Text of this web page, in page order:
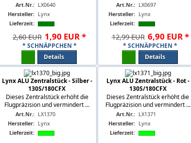
Art.Nr.: LX0640
Hersteller: Lynx
Lieferzeit:
2,60 EUR 1,90 EUR*
* SCHNÄPPCHEN *
Details
Art.Nr.: LX0697
Hersteller: Lynx
Lieferzeit:
12,99 EUR 6,90 EUR*
* SCHNÄPPCHEN *
Details
Lynx ALU Zentralstück - Silber -
130S/180CFX
Dieses Zentralstück erhöht die
Flugpräzision und vermindert ...
Art.Nr.: LX1370
Hersteller: Lynx
Lieferzeit:
Lynx ALU Zentralstück - Rot -
130S/180CFX
Dieses Zentralstück erhöht die
Flugpräzision und vermindert ...
Art.Nr.: LX1371
Hersteller: Lynx
Lieferzeit: